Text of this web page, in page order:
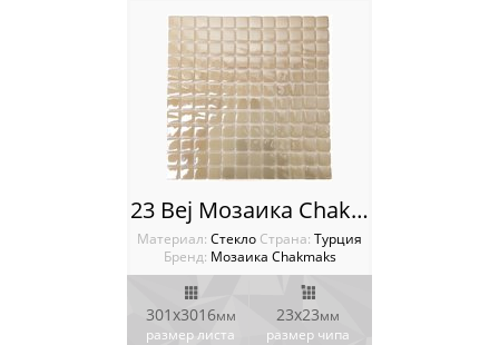
23 Bej Мозаика Chakmaks
Материал: Стекло Cтрана: Турция
Бренд: Мозаика Chakmaks
301х3016мм
размер листа
23х23мм
размер чипа